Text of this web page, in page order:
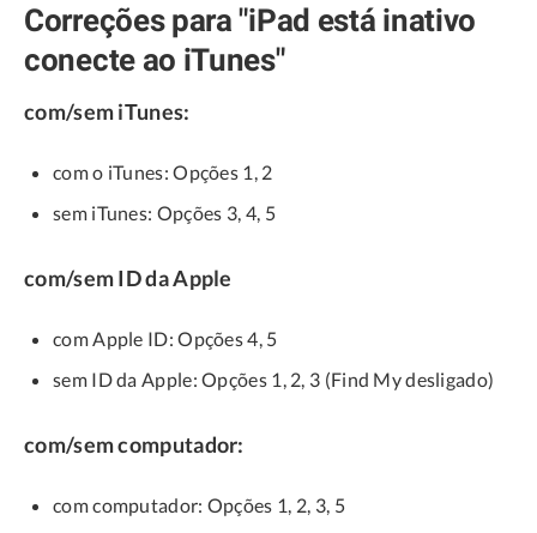
Correções para "iPad está inativo
conecte ao iTunes"
com/sem iTunes:
com o iTunes: Opções 1, 2
sem iTunes: Opções 3, 4, 5
com/sem ID da Apple
com Apple ID: Opções 4, 5
sem ID da Apple: Opções 1, 2, 3 (Find My desligado)
com/sem computador:
com computador: Opções 1, 2, 3, 5